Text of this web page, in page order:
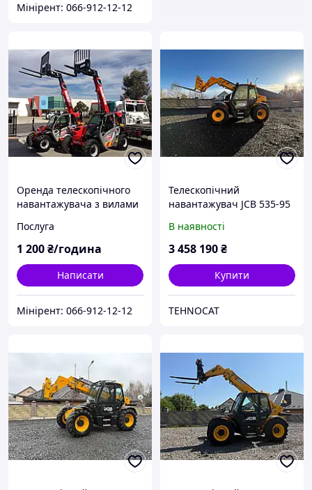
Мінірент: 066-912-12-12
Оренда телескопічного
навантажувача з вилами
Послуга
1 200₴/година
Написати
Мінірент: 066-912-12-12
Телескопічний
навантажувач JCB 535-95
В наявності
3 458 190₴
Купити
TEHNOCAT